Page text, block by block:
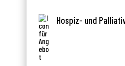
Hospiz- und